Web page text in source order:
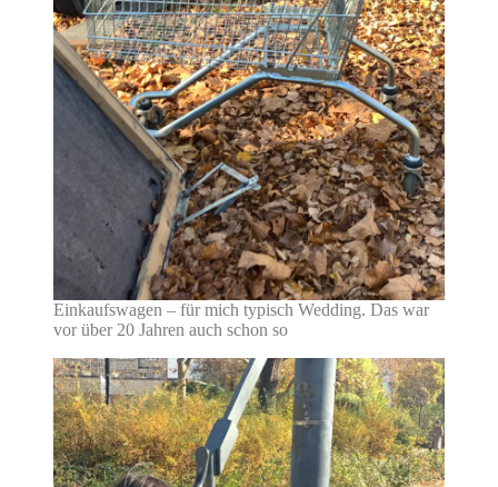
Einkaufswagen – für mich typisch Wedding. Das war
vor über 20 Jahren auch schon so